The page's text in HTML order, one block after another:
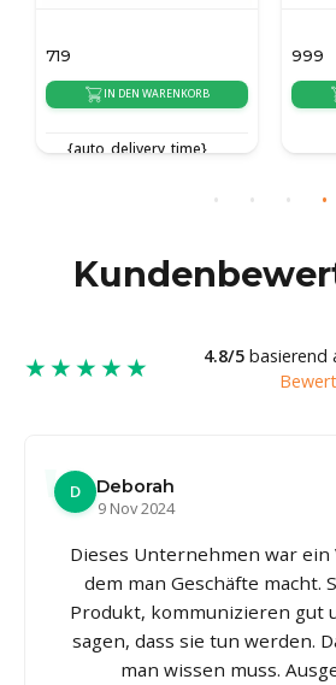
719
IN DEN WARENKORB
{auto_delivery_time}
999
★★★★★ 4.8/5basierend
D
Deborah
9 Nov 2024
Dieses Unternehmen war
dem man Geschäfte macht.
Produkt, kommunizieren gut
sagen, dass sie tun werden.
man wissen muss.